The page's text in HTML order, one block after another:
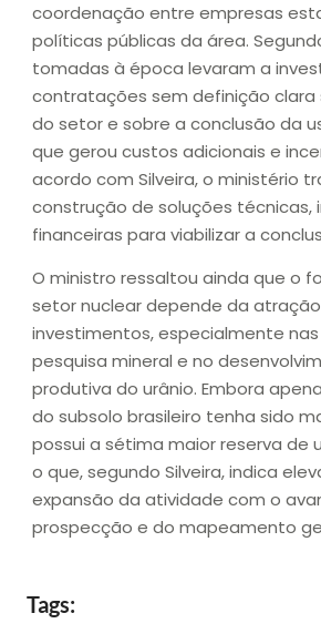
coordenação entre empresas
políticas públicas da área.
tomadas à época levaram a
contratações sem definição clara
do setor e sobre a conclusão da
que gerou custos adicionais e
acordo com Silveira, o ministério
construção de soluções técnicas,
financeiras para viabilizar a
O ministro ressaltou ainda que o
setor nuclear depende da
investimentos, especialmente
pesquisa mineral e no
produtiva do urânio. Embora
do subsolo brasileiro tenha sido
possui a sétima maior reserva de
o que, segundo Silveira, indica
expansão da atividade com o
prospecção e do mapeamento
Tags: